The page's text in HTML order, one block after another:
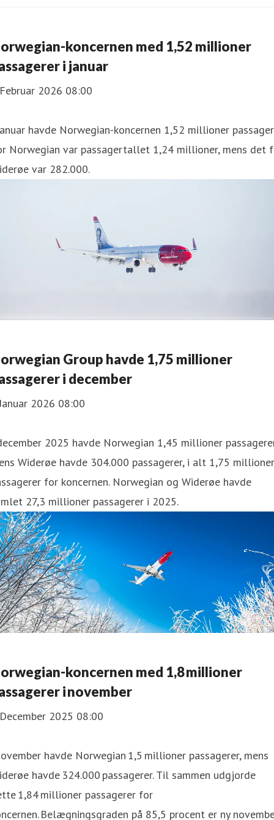
koncernen med 1,52 millioner
i januar
2026 08:00
havde Norwegian-koncernen 1,52 millioner
Norwegian var passagertallet 1,24 millioner, mens det
var 282.000.
Group havde 1,75 millioner
i december
2026 08:00
2025 havde Norwegian 1,45 millioner
Widerøe havde 304.000 passagerer, i alt 1,75 millioner
for koncernen. Norwegian og Widerøe havde
27,3 millioner passagerer i 2025.
koncernen med 1,8 millioner
i november
2025 08:00
havde Norwegian 1,5 millioner passagerer, mens
havde 324.000 passagerer. Til sammen udgjorde
1,84 millioner passagerer for
Belægningsgraden på 85,5 procent er ny